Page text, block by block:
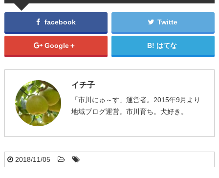
facebook Twitte
Google＋ はてな
イチ子
「市川にゅ～す」運営者。2015年9月より
地域ブログ運営。市川育ち。犬好き。
2018/11/05